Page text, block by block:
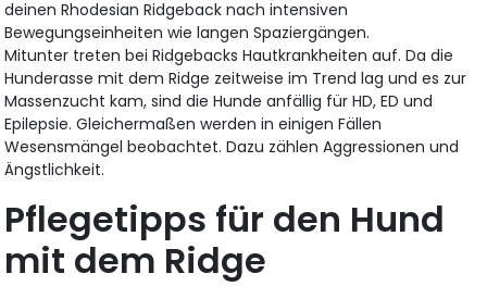
deinen Rhodesian Ridgeback nach intensiven
Bewegungseinheiten wie langen Spaziergängen.
Mitunter treten bei Ridgebacks Hautkrankheiten auf. Da die
Hunderasse mit dem Ridge zeitweise im Trend lag und es zur
Massenzucht kam, sind die Hunde anfällig für HD, ED und
Epilepsie. Gleichermaßen werden in einigen Fällen
Wesensmängel beobachtet. Dazu zählen Aggressionen und
Ängstlichkeit.
Pflegetipps für den Hund
mit dem Ridge